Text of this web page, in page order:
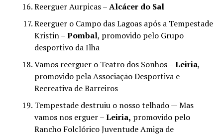
Reerguer Aurpicas –Alcácer do Sal
Reerguer o Campo das Lagoas após a Tempestade
Kristin –Pombal, promovido pelo Grupo
desportivo da Ilha
Vamos reerguer o Teatro dos Sonhos –Leiria,
promovido pela Associação Desportiva e
Recreativa de Barreiros
Tempestade destruiu o nosso telhado — Mas
vamos nos erguer –Leiria, promovido pelo
Rancho Folclórico Juventude Amiga de